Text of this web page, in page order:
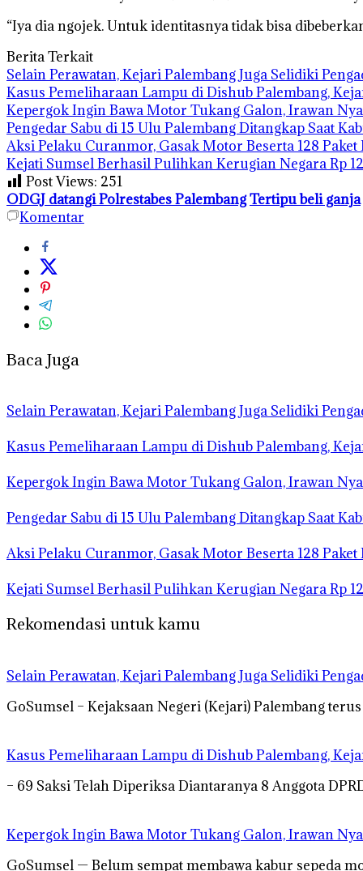
“Iya dia ngojek. Untuk identitasnya tidak bisa
Berita Terkait
Selain Perawatan, Kejari Palembang Juga Selidiki
Kasus Pemeliharaan Lampu di Dishub Palembang,
Kepergok Ingin Bawa Motor Tukang Galon, Irawan
Pengedar Sabu di 15 Ulu Palembang Ditangkap Saat
Aksi Pelaku Curanmor, Gasak Motor Beserta 128
Kejati Sumsel Berhasil Pulihkan Kerugian Negara Rp
Post Views: 251
ODGJ datangi Polrestabes PalembangTertipu beli ganja
Komentar
Baca Juga
Selain Perawatan, Kejari Palembang Juga Selidiki
Kasus Pemeliharaan Lampu di Dishub Palembang,
Kepergok Ingin Bawa Motor Tukang Galon, Irawan
Pengedar Sabu di 15 Ulu Palembang Ditangkap Saat
Aksi Pelaku Curanmor, Gasak Motor Beserta 128
Kejati Sumsel Berhasil Pulihkan Kerugian Negara Rp
Rekomendasi untuk kamu
Selain Perawatan, Kejari Palembang Juga Selidiki
GoSumsel – Kejaksaan Negeri (Kejari) Palembang
Kasus Pemeliharaan Lampu di Dishub Palembang,
– 69 Saksi Telah Diperiksa Diantaranya 8 Anggota
Kepergok Ingin Bawa Motor Tukang Galon, Irawan
GoSumsel — Belum sempat membawa kabur sepeda